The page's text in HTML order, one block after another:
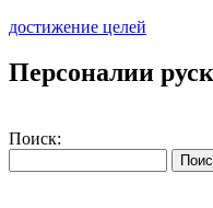
достижение целей
Персоналии
Поиск: